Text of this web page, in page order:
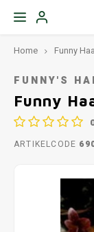
Home Funny
FUNNY'S
Funny
ARTIKELCODE